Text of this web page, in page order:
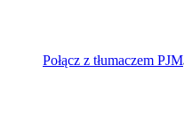
Połącz z tłumaczem PJM